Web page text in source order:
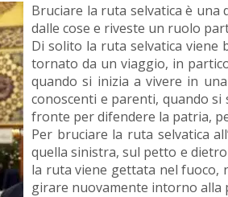
Bruciare la ruta selvatica è
dalle cose e riveste un ruolo
Di solito la ruta selvatica viene
tornato da un viaggio, in
quando si inizia a vivere in
conoscenti e parenti, quando
fronte per difendere la patria,
Per bruciare la ruta selvatica
quella sinistra, sul petto e
la ruta viene gettata nel fuoco,
girare nuovamente intorno alla